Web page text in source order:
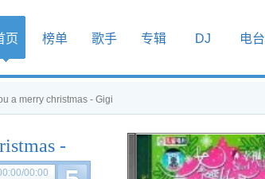
页 榜单 歌手 专辑 DJ 电台
a merry christmas - Gigi
-
/00:00